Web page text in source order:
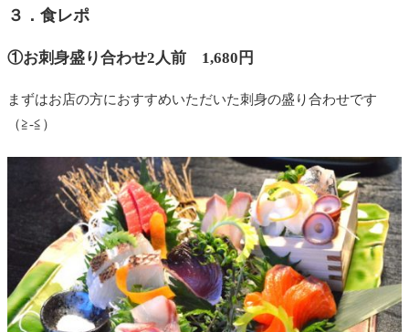
３．食レポ
①お刺身盛り合わせ2人前 1,680円
まずはお店の方におすすめいただいた刺身の盛り合わせです
（≧-≦）